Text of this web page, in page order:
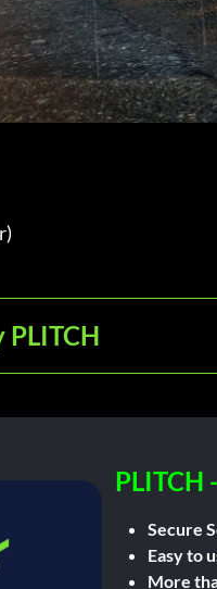
PLITCH
PLITCH
Secure
Easy to
More